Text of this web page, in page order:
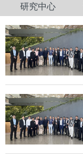
研究中心